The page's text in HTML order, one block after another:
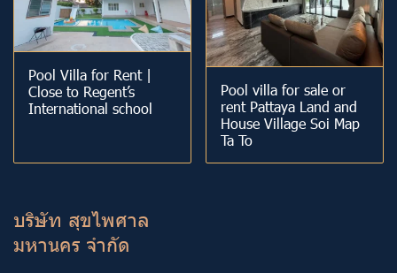
Pool Villa for Rent |
Close to Regent’s
International school
Pool villa for sale or
rent Pattaya Land and
House Village Soi Map
Ta To
บริษัท สุขไพศาล
มหานคร จำกัด